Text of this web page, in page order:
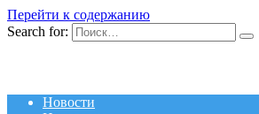
Перейти к содержанию
Search for:
Новости